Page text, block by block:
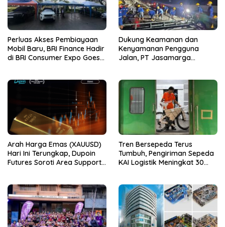
Perluas Akses Pembiayaan
Mobil Baru, BRI Finance Hadir
di BRI Consumer Expo Goes
Dukung Keamanan dan
Kenyamanan Pengguna
Jalan, PT Jasamarga
Preservasi di Ruas Jalan Tol
Jagorawi
Arah Harga Emas (XAUUSD)
Hari Ini Terungkap, Dupoin
Futures Soroti Area Support
Tren Bersepeda Terus
Tumbuh, Pengiriman Sepeda
KAI Logistik Meningkat 30